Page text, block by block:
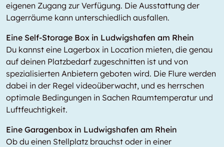
eigenen Zugang zur Verfügung. Die Ausstattung der
Lagerräume kann unterschiedlich ausfallen.
Eine Self-Storage Box in Ludwigshafen am Rhein
Du kannst eine Lagerbox in Location mieten, die genau
auf deinen Platzbedarf zugeschnitten ist und von
spezialisierten Anbietern geboten wird. Die Flure werden
dabei in der Regel videoüberwacht, und es herrschen
optimale Bedingungen in Sachen Raumtemperatur und
Luftfeuchtigkeit.
Eine Garagenbox in Ludwigshafen am Rhein
Ob du einen Stellplatz brauchst oder in einer